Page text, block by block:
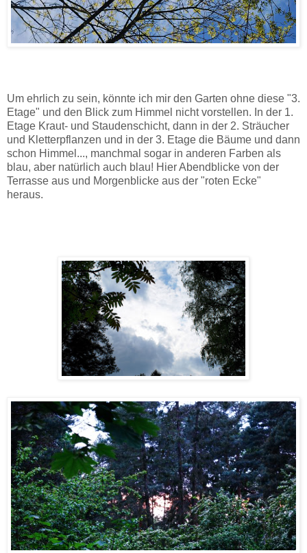
Um ehrlich zu sein, könnte ich mir den Garten ohne diese "3.
Etage" und den Blick zum Himmel nicht vorstellen. In der 1.
Etage Kraut- und Staudenschicht, dann in der 2. Sträucher
und Kletterpflanzen und in der 3. Etage die Bäume und dann
schon Himmel..., manchmal sogar in anderen Farben als
blau, aber natürlich auch blau! Hier Abendblicke von der
Terrasse aus und Morgenblicke aus der "roten Ecke"
heraus.